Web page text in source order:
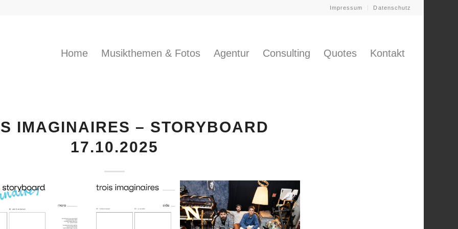
Impressum Datenschutz
Home Musikthemen & Fotos Agentur Consulting Quotes Kontakt
IMAGINAIRES – STORYBOARD
17.10.2025